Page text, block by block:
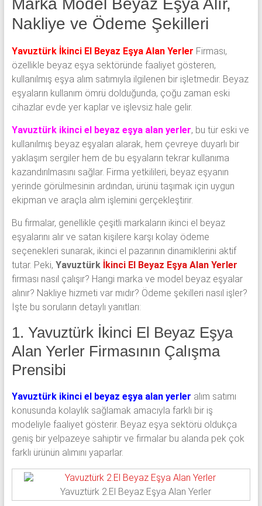
Marka Model Beyaz Eşya Alır,
Nakliye ve Ödeme Şekilleri
Yavuztürk İkinci El Beyaz Eşya Alan Yerler Firması,
özellikle beyaz eşya sektöründe faaliyet gösteren,
kullanılmış eşya alım satımıyla ilgilenen bir işletmedir. Beyaz
eşyaların kullanım ömrü dolduğunda, çoğu zaman eski
cihazlar evde yer kaplar ve işlevsiz hale gelir.
Yavuztürk ikinci el beyaz eşya alan yerler, bu tür eski ve
kullanılmış beyaz eşyaları alarak, hem çevreye duyarlı bir
yaklaşım sergiler hem de bu eşyaların tekrar kullanıma
kazandırılmasını sağlar. Firma yetkilileri, beyaz eşyanın
yerinde görülmesinin ardından, ürünü taşımak için uygun
ekipman ve araçla alım işlemini gerçekleştirir.
Bu firmalar, genellikle çeşitli markaların ikinci el beyaz
eşyalarını alır ve satan kişilere karşı kolay ödeme
seçenekleri sunarak, ikinci el pazarının dinamiklerini aktif
tutar. Peki, Yavuztürk İkinci El Beyaz Eşya Alan Yerler
firması nasıl çalışır? Hangi marka ve model beyaz eşyalar
alınır? Nakliye hizmeti var mıdır? Ödeme şekilleri nasıl işler?
İşte bu soruların detaylı yanıtları:
1. Yavuztürk İkinci El Beyaz Eşya
Alan Yerler Firmasının Çalışma
Prensibi
Yavuztürk ikinci el beyaz eşya alan yerler alım satımı
konusunda kolaylık sağlamak amacıyla farklı bir iş
modeliyle faaliyet gösterir. Beyaz eşya sektörü oldukça
geniş bir yelpazeye sahiptir ve firmalar bu alanda pek çok
farklı ürünün alımını yaparlar.
Yavuztürk 2.El Beyaz Eşya Alan Yerler